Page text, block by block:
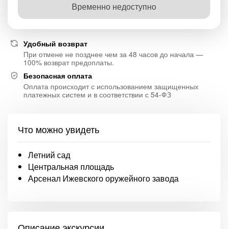
Временно недоступно
Удобный возврат
При отмене не позднее чем за 48 часов до начала —
100% возврат предоплаты.
Безопасная оплата
Оплата происходит с использованием защищенных
платежных систем и в соответствии с 54-ФЗ
Что можно увидеть
Летний сад
Центральная площадь
Арсенал Ижевского оружейного завода